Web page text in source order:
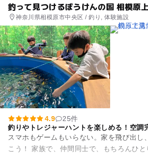
釣って見つけるぼうけんの国 相模原
神奈川県相模原市中央区 / 釣り, 体験施設
4.9
25件
釣りやトレジャーハントを楽しめる！空調
スマホもゲームもいらない。家を飛び出し
こう！ 家族で、仲間同士で、もちろんひ